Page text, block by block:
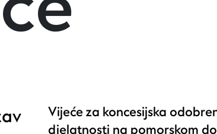
Vijeće za koncesijska
djelatnosti na pomorskom